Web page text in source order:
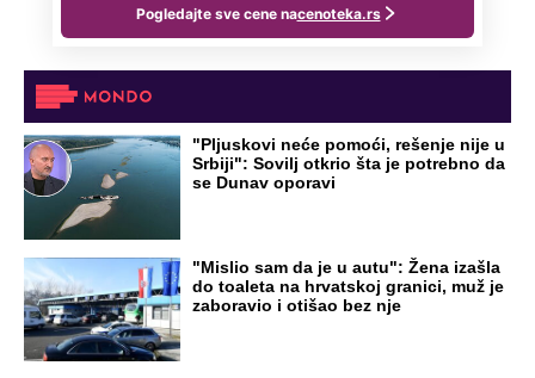
"Pljuskovi neće pomoći, rešenje nije u
Srbiji": Sovilj otkrio šta je potrebno da
se Dunav oporavi
"Mislio sam da je u autu": Žena izašla
do toaleta na hrvatskoj granici, muž je
zaboravio i otišao bez nje